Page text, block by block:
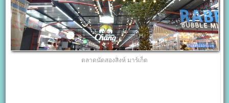
ตลาดนัดสองสิงห์ มาร์เก็ต